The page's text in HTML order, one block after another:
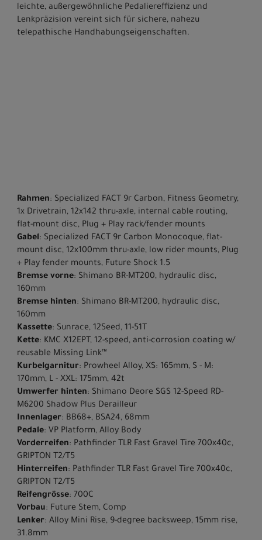
leichte, außergewöhnliche Pedaliereffizienz und
Lenkpräzision vereint sich für sichere, nahezu
telepathische Handhabungseigenschaften.
Rahmen: Specialized FACT 9r Carbon, Fitness Geometry,
1x Drivetrain, 12x142 thru-axle, internal cable routing,
flat-mount disc, Plug + Play rack/fender mounts
Gabel: Specialized FACT 9r Carbon Monocoque, flat-
mount disc, 12x100mm thru-axle, low rider mounts, Plug
+ Play fender mounts, Future Shock 1.5
Bremse vorne: Shimano BR-MT200, hydraulic disc,
160mm
Bremse hinten: Shimano BR-MT200, hydraulic disc,
160mm
Kassette: Sunrace, 12Seed, 11-51T
Kette: KMC X12EPT, 12-speed, anti-corrosion coating w/
reusable Missing Link™
Kurbelgarnitur: Prowheel Alloy, XS: 165mm, S - M:
170mm, L - XXL: 175mm, 42t
Umwerfer hinten: Shimano Deore SGS 12-Speed RD-
M6200 Shadow Plus Derailleur
Innenlager: BB68+, BSA24, 68mm
Pedale: VP Platform, Alloy Body
Vorderreifen: Pathfinder TLR Fast Gravel Tire 700x40c,
GRIPTON T2/T5
Hinterreifen: Pathfinder TLR Fast Gravel Tire 700x40c,
GRIPTON T2/T5
Reifengrösse: 700C
Vorbau: Future Stem, Comp
Lenker: Alloy Mini Rise, 9-degree backsweep, 15mm rise,
31.8mm